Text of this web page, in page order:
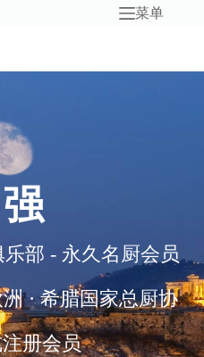
菜单
部 - 永久名厨会员
· 希腊国家总厨协
册会员